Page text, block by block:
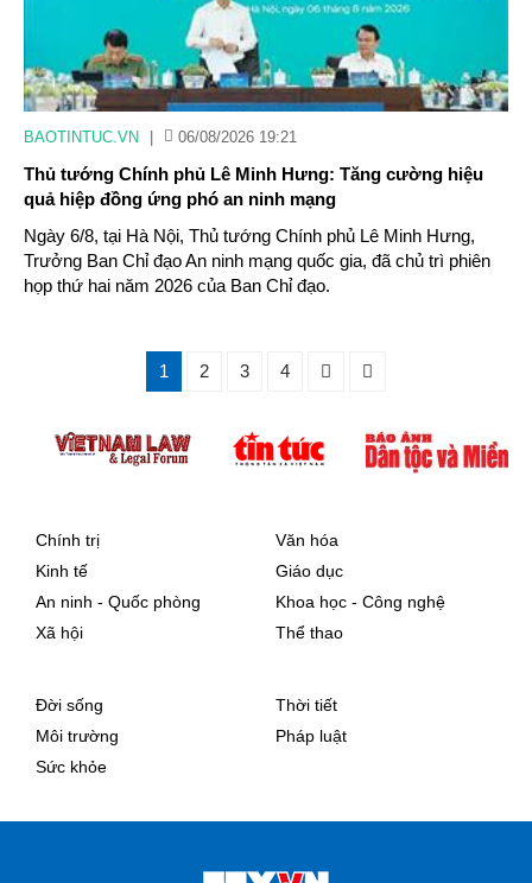
BAOTINTUC.VN 06/08/2026 19:21
Thủ tướng Chính phủ Lê Minh Hưng: Tăng cường hiệu
quả hiệp đồng ứng phó an ninh mạng
Ngày 6/8, tại Hà Nội, Thủ tướng Chính phủ Lê Minh Hưng,
Trưởng Ban Chỉ đạo An ninh mạng quốc gia, đã chủ trì phiên
họp thứ hai năm 2026 của Ban Chỉ đạo.
1 2 3 4
Chính trị
Kinh tế
An ninh - Quốc phòng
Xã hội
Văn hóa
Giáo dục
Khoa học - Công nghệ
Thể thao
Đời sống
Môi trường
Sức khỏe
Thời tiết
Pháp luật